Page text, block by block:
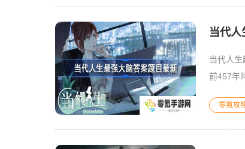
当代
当代人
前457年
零氪攻